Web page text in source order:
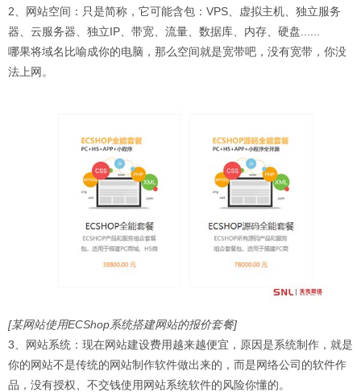
2、网站空间：只是简称，它可能含包：VPS、虚拟主机、独立服务
器、云服务器、独立IP、带宽、流量、数据库、内存、硬盘......
哪果将域名比喻成你的电脑，那么空间就是宽带吧，没有宽带，你没
法上网。
[某网站使用ECShop系统搭建网站的报价套餐]
3、网站系统：现在网站建设费用越来越便宜，原因是系统制作，就是
你的网站不是传统的网站制作软件做出来的，而是网络公司的软件作
品，没有授权、不交钱使用网站系统软件的风险你懂的。